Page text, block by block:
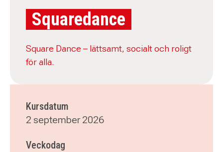
Squaredance
Square Dance – lättsamt, socialt och roligt
för alla.
Kursdatum
2 september 2026
Veckodag